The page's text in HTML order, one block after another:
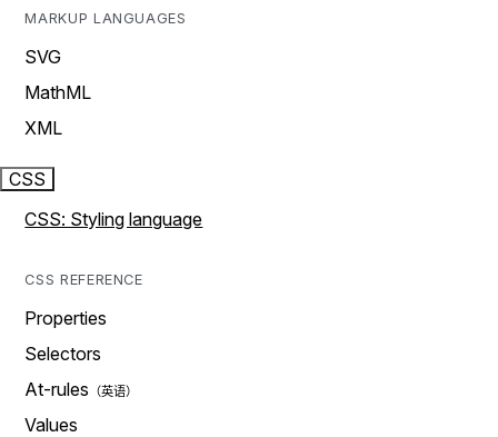
MARKUP LANGUAGES
SVG
MathML
XML
CSS
CSS: Styling language
CSS REFERENCE
Properties
Selectors
At-rules
Values